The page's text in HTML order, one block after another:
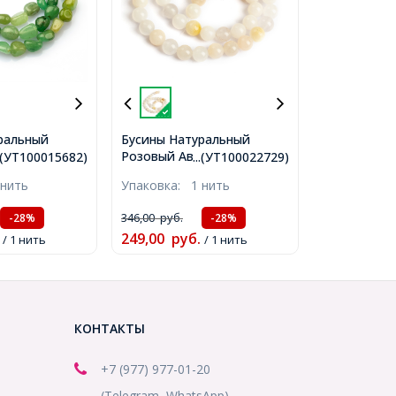
1мм,
-28%
/ 1 нить
...(УТ100022729)
Бусины Натуральный
Розовый Авантюрин
0.8мм, около 46шт/38см/
нить, (УТ100022729)
Упаковка: 1 нить
346,00руб. -28%
249,00 руб. / 1 нить
КОНТАКТЫ
+7 (977) 977-01-20